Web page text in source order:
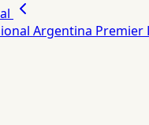
Argentina Premier